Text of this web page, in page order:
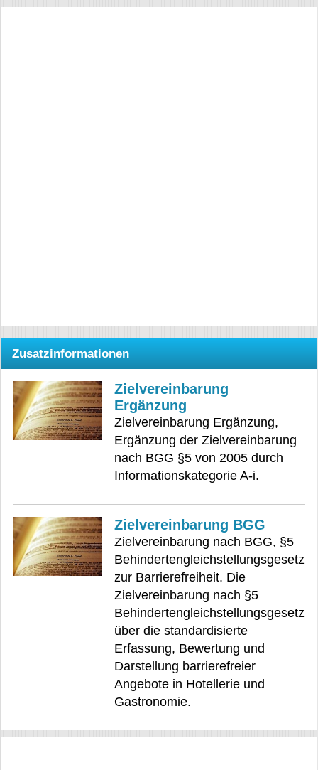
Zusatzinformationen
Zielvereinbarung
Ergänzung
Zielvereinbarung Ergänzung,
Ergänzung der Zielvereinbarung
nach BGG §5 von 2005 durch
Informationskategorie A-i.
Zielvereinbarung BGG
Zielvereinbarung nach BGG, §5
Behindertengleichstellungsgesetz
zur Barrierefreiheit. Die
Zielvereinbarung nach §5
Behindertengleichstellungsgesetz
über die standardisierte
Erfassung, Bewertung und
Darstellung barrierefreier
Angebote in Hotellerie und
Gastronomie.